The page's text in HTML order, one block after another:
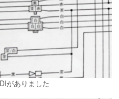
がありました